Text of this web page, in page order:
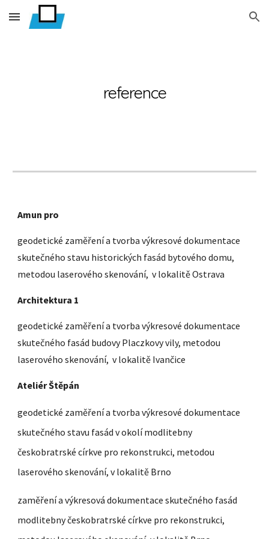
Skip to main content Skip to navigation
reference
Amun pro
geodetické zaměření a tvorba výkresové dokumentace
skutečného stavu historických fasád bytového domu,
metodou laserového skenování, v lokalitě Ostrava
Architektura 1
geodetické zaměření a tvorba výkresové dokumentace
skutečného fasád budovy Placzkovy vily, metodou
laserového skenování, v lokalitě Ivančice
Ateliér Štěpán
geodetické zaměření a tvorba výkresové dokumentace
skutečného stavu fasád v okolí modlitebny
českobratrské církve pro rekonstrukci, metodou
laserového skenování, v lokalitě Brno
zaměření a výkresová dokumentace skutečného fasád
modlitebny českobratrské církve pro rekonstrukci,